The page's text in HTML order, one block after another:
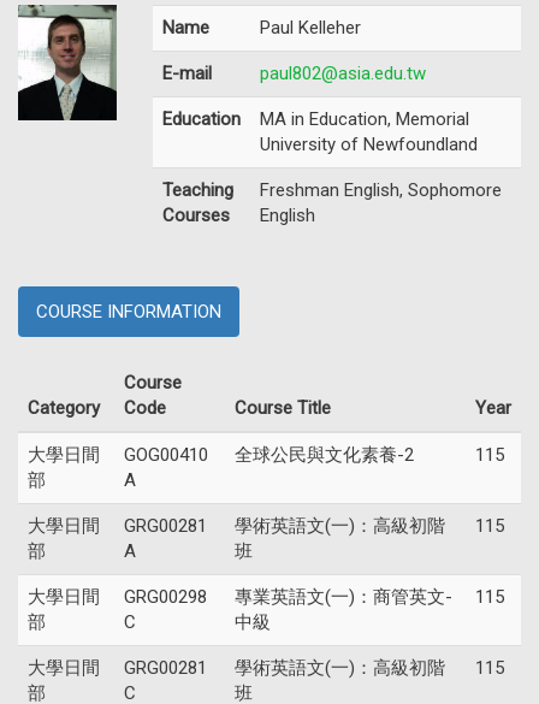
Name Paul Kelleher
E-mail paul802@asia.edu.tw
Education
MA in Education, Memorial
University of Newfoundland
Teaching
Courses
Freshman English, Sophomore
English
COURSE INFORMATION
Category
Course
Code
Course Title Year
大學日間
部
GOG00410
A
全球公民與文化素養-2 115
大學日間
部
GRG00281
A
學術英語文(一)：高級初階
班
115
大學日間
部
GRG00298
C
專業英語文(一)：商管英文-
中級
115
大學日間
部
GRG00281
C
學術英語文(一)：高級初階
班
115